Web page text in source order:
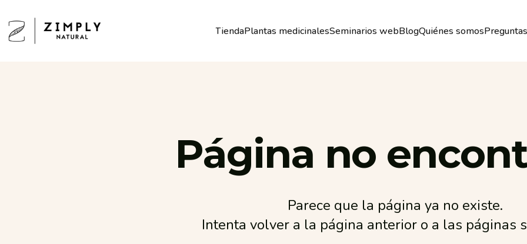
Zimply Natural TiendaPlantas medicinalesSeminarios webBlogQuiénes somos
Página no
Parece que la página ya no existe.
Intenta volver a la página anterior o a las páginas